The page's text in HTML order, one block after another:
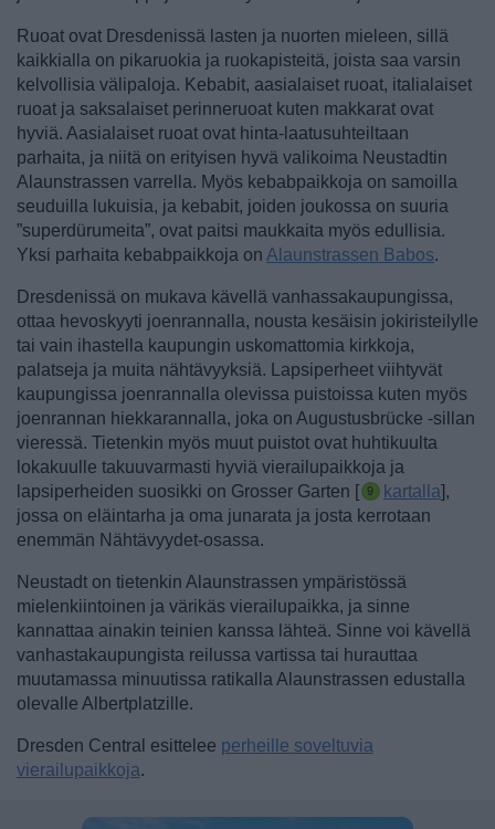
Ruoat ovat Dresdenissä lasten ja nuorten mieleen, sillä
kaikkialla on pikaruokia ja ruokapisteitä, joista saa varsin
kelvollisia välipaloja. Kebabit, aasialaiset ruoat, italialaiset
ruoat ja saksalaiset perinneruoat kuten makkarat ovat
hyviä. Aasialaiset ruoat ovat hinta-laatusuhteiltaan
parhaita, ja niitä on erityisen hyvä valikoima Neustadtin
Alaunstrassen varrella. Myös kebabpaikkoja on samoilla
seuduilla lukuisia, ja kebabit, joiden joukossa on suuria
”superdürumeita”, ovat paitsi maukkaita myös edullisia.
Yksi parhaita kebabpaikkoja on Alaunstrassen Babos.
Dresdenissä on mukava kävellä vanhassakaupungissa,
ottaa hevoskyyti joenrannalla, nousta kesäisin jokiristeilylle
tai vain ihastella kaupungin uskomattomia kirkkoja,
palatseja ja muita nähtävyyksiä. Lapsiperheet viihtyvät
kaupungissa joenrannalla olevissa puistoissa kuten myös
joenrannan hiekkarannalla, joka on Augustusbrücke -sillan
vieressä. Tietenkin myös muut puistot ovat huhtikuulta
lokakuulle takuuvarmasti hyviä vierailupaikkoja ja
lapsiperheiden suosikki on Grosser Garten [
kartalla],
jossa on eläintarha ja oma junarata ja josta kerrotaan
enemmän Nähtävyydet-osassa.
Neustadt on tietenkin Alaunstrassen ympäristössä
mielenkiintoinen ja värikäs vierailupaikka, ja sinne
kannattaa ainakin teinien kanssa lähteä. Sinne voi kävellä
vanhastakaupungista reilussa vartissa tai hurauttaa
muutamassa minuutissa ratikalla Alaunstrassen edustalla
olevalle Albertplatzille.
Dresden Central esittelee perheille soveltuvia
vierailupaikkoja.